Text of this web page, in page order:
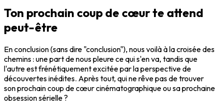
Ton prochain coup de cœur te attend
peut-être
En conclusion (sans dire "conclusion"), nous voilà à la croisée des
chemins : une part de nous pleure ce qui s'en va, tandis que
l'autre est frénétiquement excitée par la perspective de
découvertes inédites. Après tout, qui ne rêve pas de trouver
son prochain coup de cœur cinématographique ou sa prochaine
obsession sérielle ?